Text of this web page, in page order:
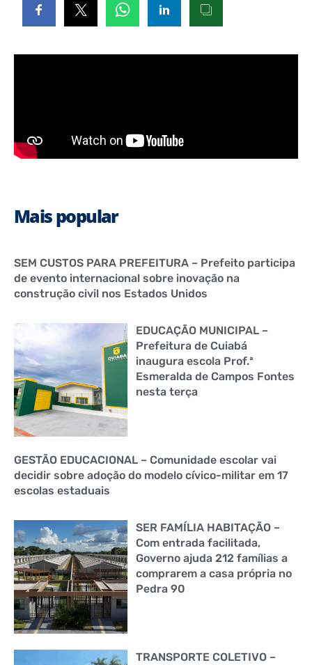
Mais popular
SEM CUSTOS PARA PREFEITURA – Prefeito participa
de evento internacional sobre inovação na
construção civil nos Estados Unidos
EDUCAÇÃO MUNICIPAL –
Prefeitura de Cuiabá
inaugura escola Prof.ª
Esmeralda de Campos Fontes
nesta terça
GESTÃO EDUCACIONAL – Comunidade escolar vai
decidir sobre adoção do modelo cívico-militar em 17
escolas estaduais
SER FAMÍLIA HABITAÇÃO –
Com entrada facilitada,
Governo ajuda 212 famílias a
comprarem a casa própria no
Pedra 90
TRANSPORTE COLETIVO –